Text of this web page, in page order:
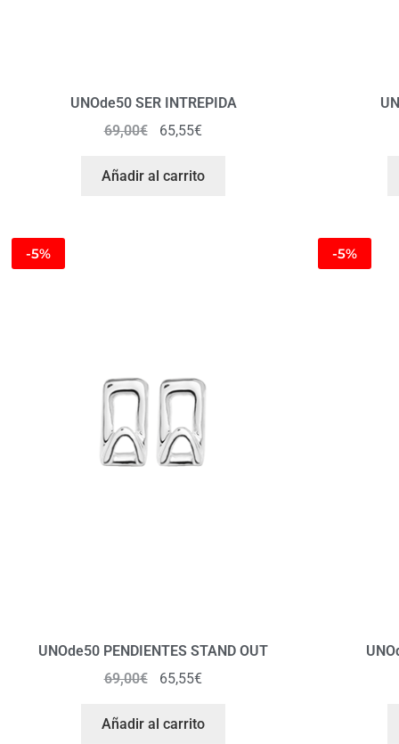
UNOde50 SER INTREPIDA
69,00€ 65,55€
Añadir al carrito
-5%
UNOde50 PENDIENTES STAND OUT
69,00€ 65,55€
Añadir al carrito
-5%